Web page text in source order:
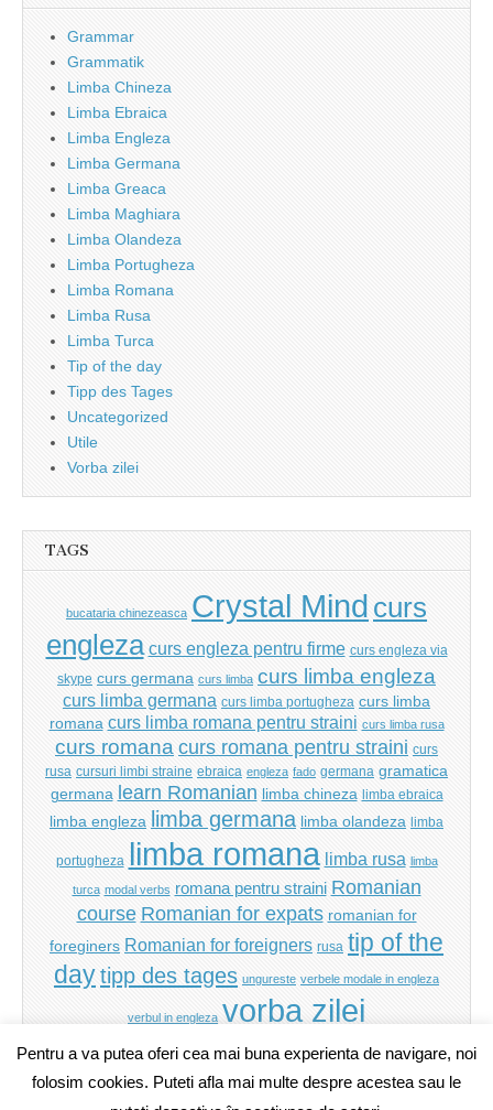
Grammar
Grammatik
Limba Chineza
Limba Ebraica
Limba Engleza
Limba Germana
Limba Greaca
Limba Maghiara
Limba Olandeza
Limba Portugheza
Limba Romana
Limba Rusa
Limba Turca
Tip of the day
Tipp des Tages
Uncategorized
Utile
Vorba zilei
TAGS
bucataria chinezeasca Crystal Mind curs
engleza curs engleza pentru firme curs engleza via
skype curs germana curs limba curs limba engleza
curs limba germana curs limba portugheza curs limba
romana curs limba romana pentru straini curs limba rusa
curs romana curs romana pentru straini curs
rusa cursuri limbi straine ebraica engleza fado germana gramatica
germana learn Romanian limba chineza limba ebraica
limba engleza limba germana limba olandeza limba
portugheza limba romana limba rusa limba
turca modal verbs romana pentru straini Romanian
course Romanian for expats romanian for
foreginers Romanian for foreigners rusa tip of the
daytipp des tages ungureste verbele modale in engleza
verbul in engleza vorba zilei
Pentru a va putea oferi cea mai buna experienta de navigare, noi
folosim cookies. Puteti afla mai multe despre acestea sau le